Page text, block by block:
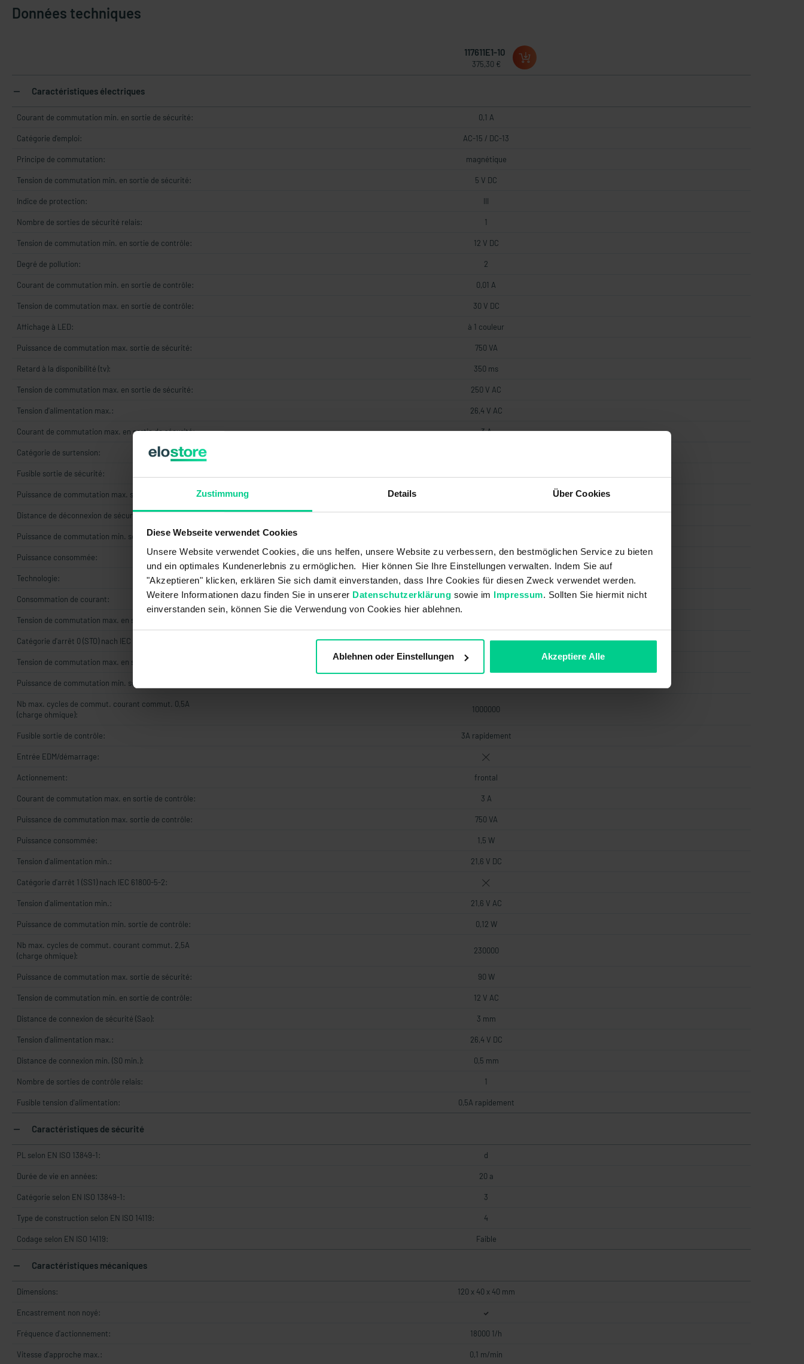
Zustimmung Details Über Cookies
Diese Webseite verwendet Cookies
Unsere Website verwendet Cookies, die uns helfen, unsere Website zu verbessern, den bestmöglichen Service zu bieten
und ein optimales Kundenerlebnis zu ermöglichen. Hier können Sie Ihre Einstellungen verwalten. Indem Sie auf
"Akzeptieren" klicken, erklären Sie sich damit einverstanden, dass Ihre Cookies für diesen Zweck verwendet werden.
Weitere Informationen dazu finden Sie in unserer Datenschutzerklärung sowie im Impressum. Sollten Sie hiermit nicht
einverstanden sein, können Sie die Verwendung von Cookies hier ablehnen.
Ablehnen oder Einstellungen Akzeptiere Alle
Données techniques
117611E1-10
375,30 €
Caractéristiques électriques
Courant de commutation min. en sortie de sécurité: 0,1 A
Catégorie d'emploi: AC-15 / DC-13
Principe de commutation: magnétique
Tension de commutation min. en sortie de sécurité: 5 V DC
Indice de protection: III
Nombre de sorties de sécurité relais: 1
Tension de commutation min. en sortie de contrôle: 12 V DC
Degré de pollution: 2
Courant de commutation min. en sortie de contrôle: 0,01 A
Tension de commutation max. en sortie de contrôle: 30 V DC
Affichage à LED: à 1 couleur
Puissance de commutation max. sortie de sécurité: 750 VA
Retard à la disponibilité (tv): 350 ms
Tension de commutation max. en sortie de sécurité: 250 V AC
Tension d'alimentation max.: 26,4 V AC
Courant de commutation max. en sortie de sécurité: 3 A
Catégorie de surtension:
Fusible sortie de sécurité:
Puissance de commutation max. sortie de contrôle:
Distance de déconnexion de sécurité (Sar): 21 mm
Puissance de commutation min. sortie de contrôle:
Puissance consommée: 1,5 VA
Technologie: Reed
Consommation de courant: 60 mA
Tension de commutation max. en sortie de contrôle:
Catégorie d'arrêt 0 (STO) nach IEC 61800-5-2:
Tension de commutation max. en sortie de sécurité:
Puissance de commutation min. sortie de sécurité:
Nb max. cycles de commut. courant commut. 0,5A
(charge ohmique):
1000000
Fusible sortie de contrôle: 3A rapidement
Entrée EDM/démarrage:
Actionnement: frontal
Courant de commutation max. en sortie de contrôle: 3 A
Puissance de commutation max. sortie de contrôle: 750 VA
Puissance consommée: 1,5 W
Tension d'alimentation min.: 21,6 V DC
Catégorie d'arrêt 1 (SS1) nach IEC 61800-5-2:
Tension d'alimentation min.: 21,6 V AC
Puissance de commutation min. sortie de contrôle: 0,12 W
Nb max. cycles de commut. courant commut. 2,5A
(charge ohmique):
230000
Puissance de commutation max. sortie de sécurité: 90 W
Tension de commutation min. en sortie de contrôle: 12 V AC
Distance de connexion de sécurité (Sao): 3 mm
Tension d'alimentation max.: 26,4 V DC
Distance de connexion min. (S0 min.): 0,5 mm
Nombre de sorties de contrôle relais: 1
Fusible tension d'alimentation: 0,5A rapidement
Caractéristiques de sécurité
PL selon EN ISO 13849-1: d
Durée de vie en années: 20 a
Catégorie selon EN ISO 13849-1: 3
Type de construction selon EN ISO 14119: 4
Codage selon EN ISO 14119: Faible
Caractéristiques mécaniques
Dimensions: 120 x 40 x 40 mm
Encastrement non noyé:
Fréquence d'actionnement: 18000 1/h
Vitesse d'approche max.: 0,1 m/min